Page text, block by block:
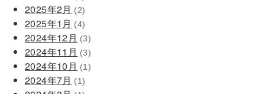
2025年2月 (2)
2025年1月 (4)
2024年12月 (3)
2024年11月 (3)
2024年10月 (1)
2024年7月 (1)